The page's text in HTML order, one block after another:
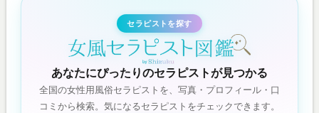
セラピストを探す
あなたにぴったりのセラピストが見つかる
全国の女性用風俗セラピストを、写真・プロフィール・口
コミから検索。気になるセラピストをチェックできます。